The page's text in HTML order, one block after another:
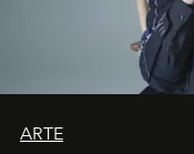
ARTE